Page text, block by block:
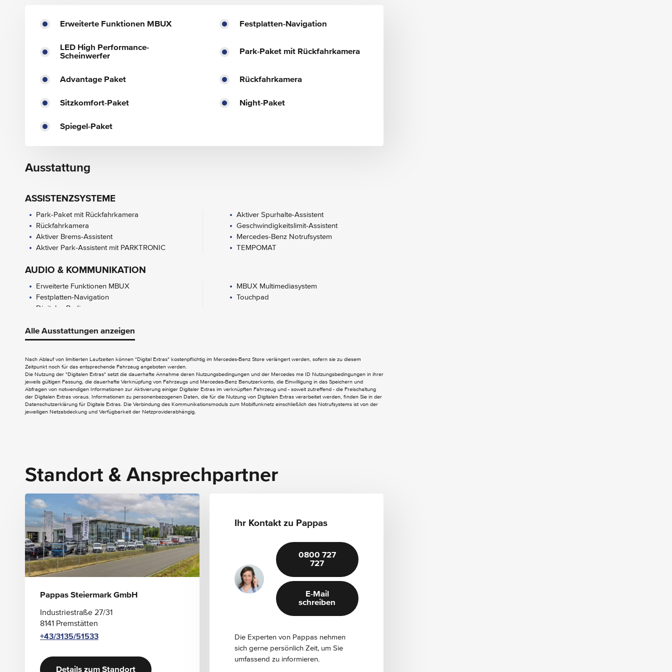
Erweiterte Funktionen MBUX Festplatten-Navigation
LED High Performance-
Scheinwerfer
Park-Paket mit Rückfahrkamera
Advantage Paket Rückfahrkamera
Sitzkomfort-Paket Night-Paket
Spiegel-Paket
Ausstattung
ASSISTENZSYSTEME
Park-Paket mit Rückfahrkamera
Rückfahrkamera
Aktiver Brems-Assistent
Aktiver Park-Assistent mit PARKTRONIC
Aktiver Spurhalte-Assistent
Geschwindigkeitslimit-Assistent
Mercedes-Benz Notrufsystem
TEMPOMAT
AUDIO & KOMMUNIKATION
Erweiterte Funktionen MBUX
Festplatten-Navigation
Digitales Radio
MBUX Multimediasystem
Touchpad
EXTERIEUR
Wegfall Typkennzeichen auf
Kofferraumdeckel
EASY-PACK Heckklappe
INTERIEUR
Ablagefach in Mittelkonsole mit Rollo
Komfortsitze
Lenkradschaltpaddles
Sitzheizung für Fahrer und Beifahrer
Alle Ausstattungen anzeigen
Nach Ablauf von limitierten Laufzeiten können "Digital Extras" kostenpflichtig im Mercedes-Benz Store verlängert werden, sofern sie zu diesem
Zeitpunkt noch für das entsprechende Fahrzeug angeboten werden.
Die Nutzung der "Digitalen Extras" setzt die dauerhafte Annahme deren Nutzungsbedingungen und der Mercedes me ID Nutzungsbedingungen in ihrer
jeweils gültigen Fassung, die dauerhafte Verknüpfung von Fahrzeugs und Mercedes-Benz Benutzerkonto, die Einwilligung in das Speichern und
Abfragen von notwendigen Informationen zur Aktivierung einiger Digitaler Extras im verknüpften Fahrzeug und - soweit zutreffend - die Freischaltung
der Digitalen Extras voraus. Informationen zu personenbezogenen Daten, die für die Nutzung von Digitalen Extras verarbeitet werden, finden Sie in der
Datenschutzerklärung für Digitale Extras. Die Verbindung des Kommunikationsmoduls zum Mobilfunknetz einschließlich des Notrufsystems ist von der
jeweiligen Netzabdeckung und Verfügbarkeit der Netzproviderabhängig.
Standort & Ansprechpartner
Pappas Steiermark GmbH
Industriestraße 27/31
8141 Premstätten
+43/3135/51533
Details zum Standort
Ihr Kontakt zu Pappas
0800 727
727
E-Mail
schreiben
Die Experten von Pappas nehmen
sich gerne persönlich Zeit, um Sie
umfassend zu informieren.